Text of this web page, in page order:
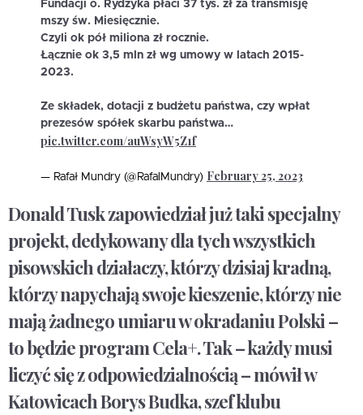
Fundacji o. Rydzyka płaci 37 tys. zł za transmisję
mszy św. Miesięcznie.
Czyli ok pół miliona zł rocznie.
Łącznie ok 3,5 mln zł wg umowy w latach 2015-
2023.
Ze składek, dotacji z budżetu państwa, czy wpłat
prezesów spółek skarbu państwa…
pic.twitter.com/auWsyW5Z1f
— Rafał Mundry (@RafalMundry) February 25, 2023
Donald Tusk zapowiedział już taki specjalny
projekt, dedykowany dla tych wszystkich
pisowskich działaczy, którzy dzisiaj kradną,
którzy napychają swoje kieszenie, którzy nie
mają żadnego umiaru w okradaniu Polski –
to będzie program Cela+. Tak – każdy musi
liczyć się z odpowiedzialnością – mówił w
Katowicach Borys Budka, szef klubu